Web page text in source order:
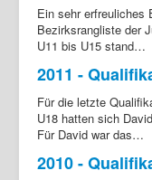
Ein sehr erfreuliches
Bezirksrangliste der
U11 bis U15 stand…
2011 -
Für die letzte
U18 hatten sich
Für David war das…
2010 -